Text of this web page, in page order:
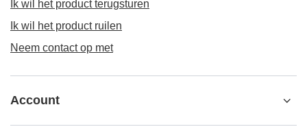
Ik wil het product terugsturen
Ik wil het product ruilen
Neem contact op met
Account